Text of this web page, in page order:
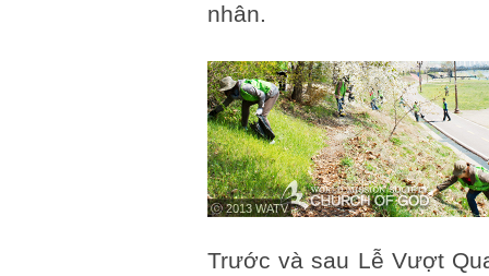
nhân.
ⓒ 2013 WATV
Trước và sau Lễ Vượt